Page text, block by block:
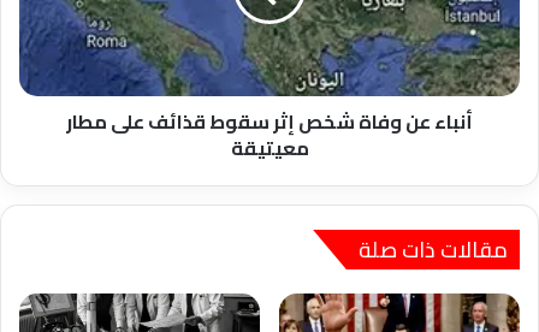
سقوط
قذائف
على
مطار
معيتيقةأنباء عن وفاة شخص إثر سقوط قذائف على مطار
معيتيقة
مقالات ذات صلة